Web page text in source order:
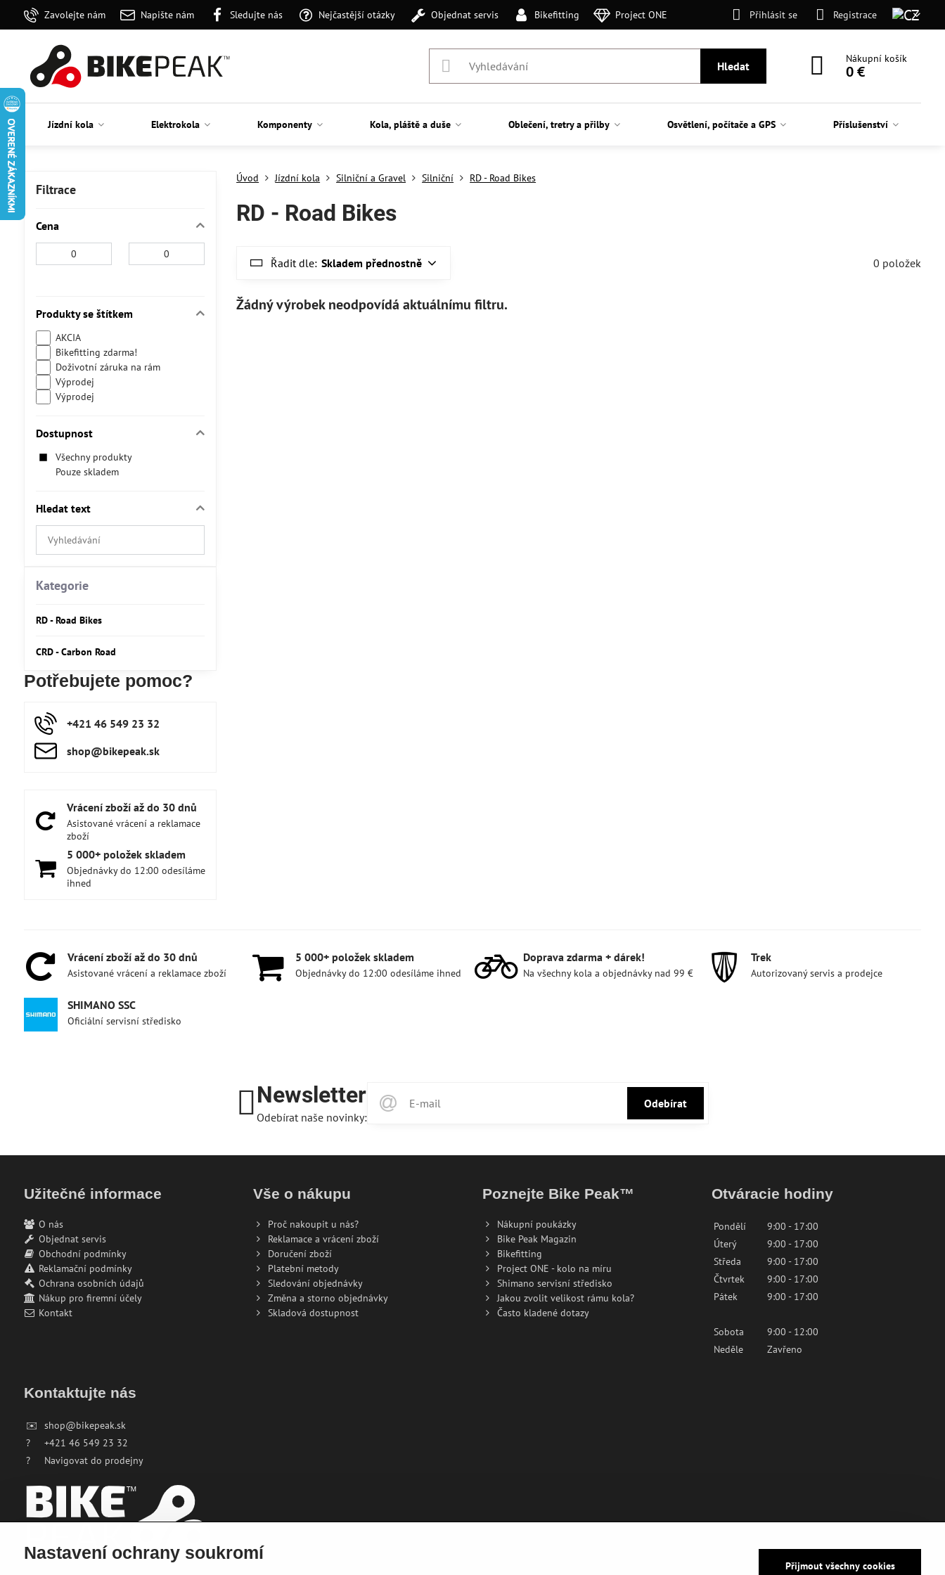
Zavolejte nám Napište nám Sledujte nás Nejčastější otázky Objednat servis Bikefitting Project ONE Přihlásit se Registrace
Hledat
Nákupní košík
0 €
Jízdní kola Elektrokola Komponenty Kola, pláště a duše Oblečení, tretry a přilby Osvětlení, počítače a GPS Příslušenství
Úvod Jízdní kola Silniční a Gravel Silniční RD - Road Bikes
RD - Road Bikes
Řadit dle: Skladem přednostně 0 položek
Filtrace
Cena
Produkty se štítkem
AKCIA
Bikefitting zdarma!
Doživotní záruka na rám
Výprodej
Výprodej
Dostupnost
Všechny produkty
Pouze skladem
Hledat text
Prohledat
výsledky
fulltextem
Potřebujete pomoc?
+421 46 549 23 32
shop​@bikepeak​.sk
Vrácení zboží až do 30 dnů
Asistované vrácení a reklamace
zboží
5 000+ položek skladem
Objednávky do 12:00 odesíláme
ihned
Kategorie
RD - Road Bikes
CRD - Carbon Road
Vrácení zboží až do 30 dnů
Asistované vrácení a reklamace zboží
5 000+ položek skladem
Objednávky do 12:00 odesíláme ihned
Doprava zdarma + dárek!
Na všechny kola a objednávky nad 99 €
Trek
Autorizovaný servis a prodejce
SHIMANO SSC
Oficiální servisní středisko
Newsletter
Odebírat naše novinky:
Odebírat
Užitečné informace
O nás
Objednat servis
Obchodní podmínky
Reklamační podmínky
Ochrana osobních údajů
Nákup pro firemní účely
Kontakt
Vše o nákupu
Proč nakoupit u nás?
Reklamace a vrácení zboží
Doručení zboží
Platební metody
Sledování objednávky
Změna a storno objednávky
Skladová dostupnost
Poznejte Bike Peak™
Nákupní poukázky
Bike Peak Magazin
Bikefitting
Project ONE - kolo na míru
Shimano servisní středisko
Jakou zvolit velikost rámu kola?
Často kladené dotazy
Otváracie hodiny
Pondělí
9:00 - 17:00
Úterý
9:00 - 17:00
Středa
9:00 - 17:00
Čtvrtek
9:00 - 17:00
Pátek
9:00 - 17:00
Sobota
9:00 - 12:00
Neděle
Zavřeno
Kontaktujte nás
✉️
shop@bikepeak.sk
?
+421 46 549 23 32
?
Navigovat do prodejny
Nastavení ochrany soukromí
Přijmout všechny cookies